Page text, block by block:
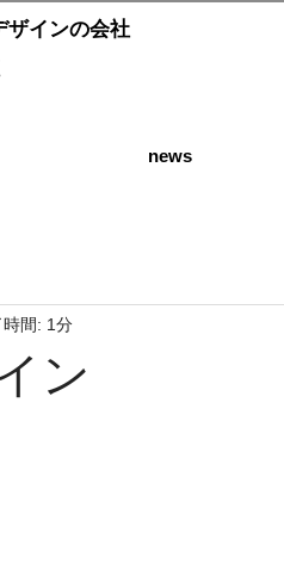
ザインの会社
news
ン
時間: 1分